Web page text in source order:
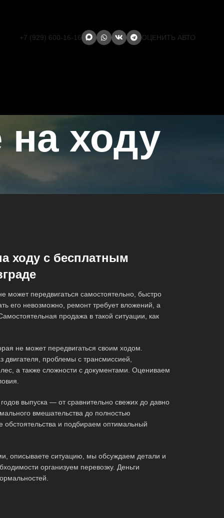
+7 (929) 600-16-16 ОЦЕНИТЬ АВТО
ходу
ходу с бесплатным
может передвигаться самостоятельно, быстро
его невозможно, ремонт требует вложений, а
продажа в такой ситуации, как
не может передвигаться своим ходом.
проблемы с трансмиссией,
а также сложности с документами. Оцениваем
выпуска — от сравнительно свежих до давно
вмешательства до полностью
и подбираем оптимальный
описываете ситуацию, мы обсуждаем детали и
организуем перевозку. Деньги